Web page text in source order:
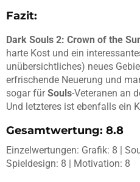
Fazit:
Dark Souls 2: Crown of the
harte Kost und ein
unübersichtliches) neues
erfrischende Neuerung und
sogar fürSouls-Veteranen an
Und letzteres ist ebenfalls ein
Gesamtwertung: 8.8
Einzelwertungen: Grafik: 8 |
Spieldesign: 8 | Motivation: 8